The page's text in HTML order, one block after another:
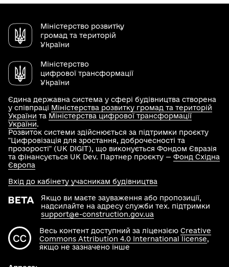
Міністерство розвитку
громад та територій
України
Міністерство
цифрової трансформації
України
Єдина державна система у сфері будівництва створена
у співпраці Міністерства розвитку громад та територій
України та Міністерства цифрової трансформації
України.
Розвиток системи здійснюється за підтримки проєкту
"Цифровізація для зростання, доброчесності та
прозорості" (UK DIGIT), що виконується Фондом Євразія
та фінансується UK Dev. Партнер проєкту — Фонд Східна
Європа
Якщо ви маєте зауваження або пропозиції,
надсилайте на адресу служби тех. підтримки
support@e-construction.gov.ua
Весь контент доступний за ліцензією Creative
Commons Attribution 4.0 International license,
якщо не зазначено інше
Вхід до кабінету учасникам будівництва